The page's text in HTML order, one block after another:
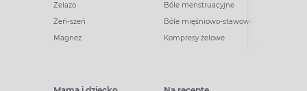
Żelazo
Żeń-szeń
Magnez
Bóle menstruacyjne
Bóle mięśniowo-stawowe
Kompresy żelowe